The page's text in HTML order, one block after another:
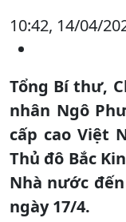
10:42, 14/04/
Tổng Bí thư,
nhân Ngô
cấp cao Việt
Thủ đô Bắc
Nhà nước
ngày 17/4.